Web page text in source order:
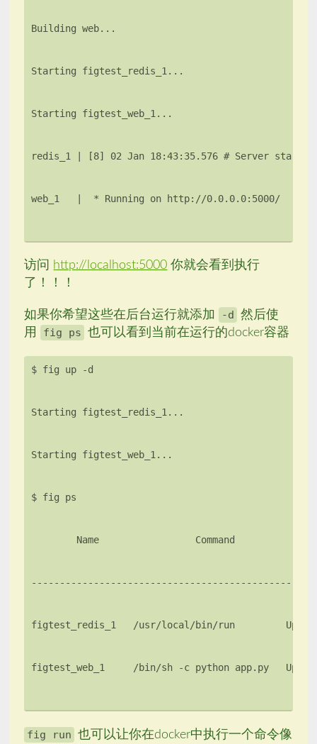
访问 http://localhost:5000 你就会看到执行
了！！！
如果你希望这些在后台运行就添加 -d 然后使
用
fig ps 也可以看到当前在运行的docker容器
fig run 也可以让你在docker中执行一个命令像